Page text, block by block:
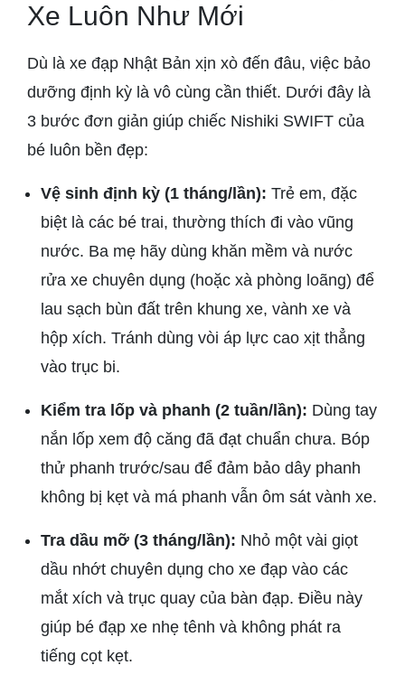
Xe Luôn Như Mới
Dù là xe đạp Nhật Bản xịn xò đến đâu, việc bảo
dưỡng định kỳ là vô cùng cần thiết. Dưới đây là
3 bước đơn giản giúp chiếc Nishiki SWIFT của
bé luôn bền đẹp:
Vệ sinh định kỳ (1 tháng/lần): Trẻ em, đặc
biệt là các bé trai, thường thích đi vào vũng
nước. Ba mẹ hãy dùng khăn mềm và nước
rửa xe chuyên dụng (hoặc xà phòng loãng) để
lau sạch bùn đất trên khung xe, vành xe và
hộp xích. Tránh dùng vòi áp lực cao xịt thẳng
vào trục bi.
Kiểm tra lốp và phanh (2 tuần/lần): Dùng tay
nắn lốp xem độ căng đã đạt chuẩn chưa. Bóp
thử phanh trước/sau để đảm bảo dây phanh
không bị kẹt và má phanh vẫn ôm sát vành xe.
Tra dầu mỡ (3 tháng/lần): Nhỏ một vài giọt
dầu nhớt chuyên dụng cho xe đạp vào các
mắt xích và trục quay của bàn đạp. Điều này
giúp bé đạp xe nhẹ tênh và không phát ra
tiếng cọt kẹt.